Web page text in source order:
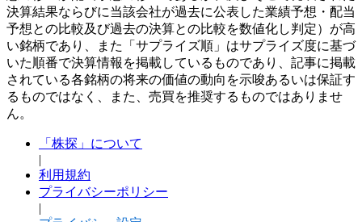
決算結果ならびに当該会社が過去に公表した業績予想・配当
予想との比較及び過去の決算との比較を数値化し判定）が高
い銘柄であり、また「サプライズ順」はサプライズ度に基づ
いた順番で決算情報を掲載しているものであり、記事に掲載
されている各銘柄の将来の価値の動向を示唆あるいは保証す
るものではなく、また、売買を推奨するものではありませ
ん。
「株探」について
|
利用規約
プライバシーポリシー
|